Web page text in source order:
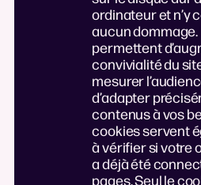
ordinateur et n’y
aucun dommage.
permettent
convivialité du
mesurer
d’adapter
contenus à vos
cookies servent
à vérifier si votre
a déjà été
pages. Seul le